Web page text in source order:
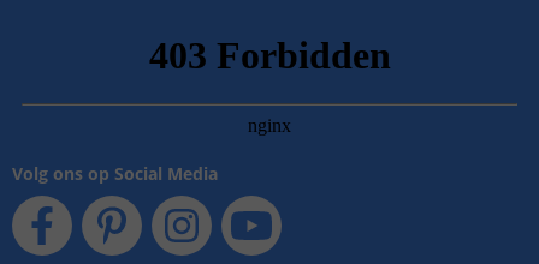
Volg ons op Social Media